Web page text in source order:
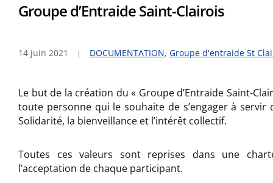
Groupe d’Entraide Saint-Clairois
14 juin 2021 DOCUMENTATION, Groupe d'entraide St
Le but de la création du « Groupe d’Entraide Saint-
toute personne qui le souhaite de s’engager à servir
Solidarité, la bienveillance et l’intérêt collectif.
Toutes ces valeurs sont reprises dans une
l’acceptation de chaque participant.